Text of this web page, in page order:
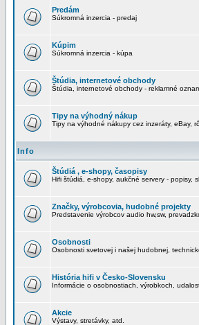
Predám
Súkromná inzercia - predaj
Kúpim
Súkromná inzercia - kúpa
Štúdia, internetové obchody
Štúdia, internetové obchody - reklamné
Tipy na výhodný nákup
Tipy na výhodné nákupy cez inzeráty, eBay,
Info
Štúdiá , e-shopy, časopisy
Hifi štúdiá, e-shopy, aukčné servery - popisy,
Značky, výrobcovia, hudobné projekty
Predstavenie výrobcov audio hw,sw,
Osobnosti
Osobnosti svetovej i našej hudobnej,
História hifi v Česko-Slovensku
Informácie o osobnostiach, výrobkoch,
Akcie
Výstavy, stretávky, atd.